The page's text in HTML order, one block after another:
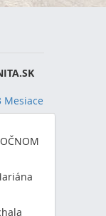
Mesiace